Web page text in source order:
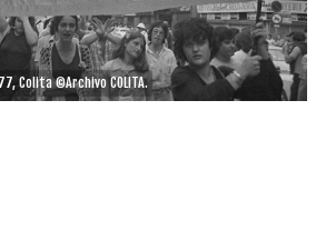
Colita ©Archivo COLITA.